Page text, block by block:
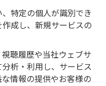
特定の個人が識別でき
成し、新規サービスの
聴履歴や当社ウェブサ
析・利用し、サービス
情報の提供やお客様の